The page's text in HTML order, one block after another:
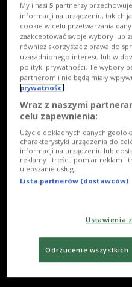
My i nasi5 partnerzy
informacji na urządzeniu, takich
cookie w celu przetwarzania
zaakceptować swoje wybory lub
również skorzystać z prawa do
uzasadnionego interesu lub w
polityki prywatności. Te wybory
partnerom i nie będą miały
prywatności
Wraz z naszymi
celu zapewnienia:
Użycie dokładnych danych
charakterystyki urządzenia do
informacji na urządzeniu lub
reklamy i treści, pomiar reklam i
ulepszanie usług.
Lista partnerów (dostawców)
Ustawienia
Odrzucenie wszystkich